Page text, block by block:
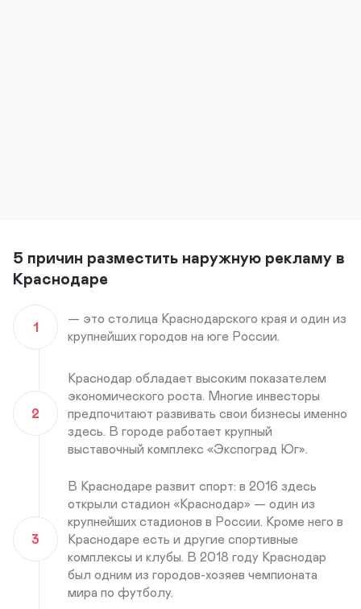
5 причин разместить наружную рекламу в
Краснодаре
1
— это столица Краснодарского края и один из
крупнейших городов на юге России.
2
Краснодар обладает высоким показателем
экономического роста. Многие инвесторы
предпочитают развивать свои бизнесы именно
здесь. В городе работает крупный
выставочный комплекс «Экспоград Юг».
3
В Краснодаре развит спорт: в 2016 здесь
открыли стадион «Краснодар» — один из
крупнейших стадионов в России. Кроме него в
Краснодаре есть и другие спортивные
комплексы и клубы. В 2018 году Краснодар
был одним из городов-хозяев чемпионата
мира по футболу.